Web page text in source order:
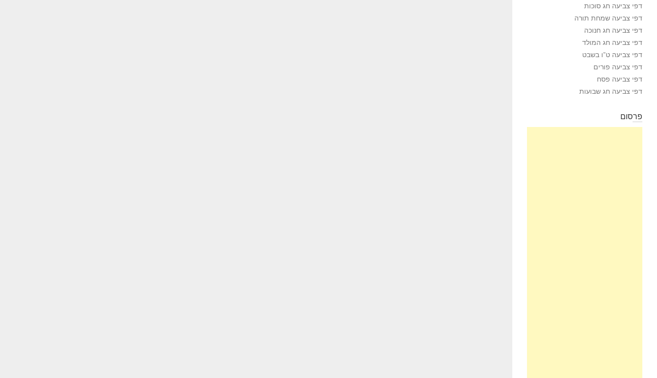
דפי צביעה חג סוכות
דפי צביעה שמחת תורה
דפי צביעה חג חנוכה
דפי צביעה חג המולד
דפי צביעה ט”ו בשבט
דפי צביעה פורים
דפי צביעה פסח
דפי צביעה חג שבועות
פרסום